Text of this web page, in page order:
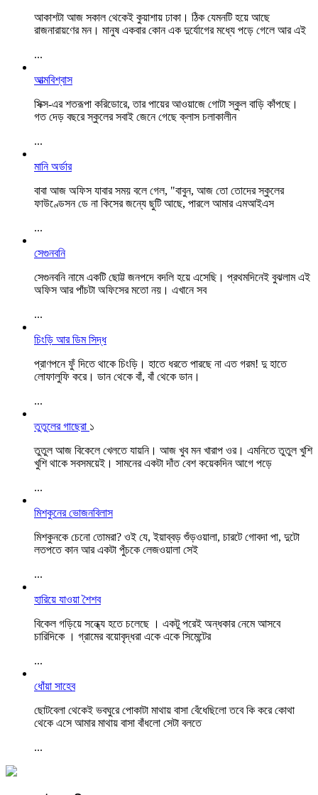
আকাশটা আজ সকাল থেকেই কুয়াশায় ঢাকা। ঠিক যেমনটি হয়ে আছে
রাজনারায়ণের মন। মানুষ একবার কোন এক দুর্যোগের মধ্যে পড়ে গেলে আর এই
...
আত্মবিশ্বাস
সিক্স-এর শতরূপা করিডোরে, তার পায়ের আওয়াজে গোটা স্কুল বাড়ি কাঁপছে।
গত দেড় বছরে স্কুলের সবাই জেনে গেছে ক্লাস চলাকালীন
...
মানি অর্ডার
বাবা আজ অফিস যাবার সময় বলে গেল, "বাবুন, আজ তো তোদের স্কুলের
ফাউণ্ডেসন ডে না কিসের জন্যে ছুটি আছে, পারলে আমার এমআইএস
...
সেগুনবনি
সেগুনবনি নামে একটি ছোট্ট জনপদে বদলি হয়ে এসেছি। প্রথমদিনেই বুঝলাম এই
অফিস আর পাঁচটা অফিসের মতো নয়। এখানে সব
...
চিংড়ি আর ডিম সিদ্ধ
প্রাণপনে ফুঁ দিতে থাকে চিংড়ি। হাতে ধরতে পারছে না এত গরম! দু হাতে
লোফালুফি করে। ডান থেকে বাঁ, বাঁ থেকে ডান।
...
তুতুলের গাছেরা ১
তুতুল আজ বিকেলে খেলতে যায়নি। আজ খুব মন খারাপ ওর। এমনিতে তুতুল খুশি
খুশি থাকে সবসময়েই। সামনের একটা দাঁত বেশ কয়েকদিন আগে পড়ে
...
মিশকুনের ভোজনবিলাস
মিশকুনকে চেনো তোমরা? ওই যে, ইয়াব্বড় শুঁড়ওয়ালা, চারটে গোবদা পা, দুটো
লতপতে কান আর একটা পুঁচকে লেজওয়ালা সেই
...
হারিয়ে যাওয়া শৈশব
বিকেল গড়িয়ে সন্ধ্যে হতে চলেছে । একটু পরেই অন্ধকার নেমে আসবে
চারিদিকে । গ্রামের বয়োবৃদ্ধরা একে একে সিমেন্টের
...
ধোঁয়া সাহেব
ছোটবেলা থেকেই ভবঘুরে পোকাটা মাথায় বাসা বেঁধেছিলো তবে কি করে কোথা
থেকে এসে আমার মাথায় বাসা বাঁধলো সেটা বলতে
...